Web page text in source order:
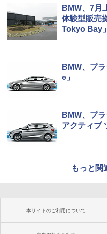
BMW、7月
体験型販売
Tokyo Bay
BMW、プ
e」
BMW、プ
アクティブ
もっと関
本サイトのご利用について